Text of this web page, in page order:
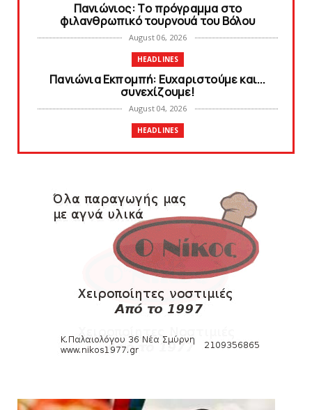
Πανιώνιoς: Tο πρόγραμμα στο
φιλανθρωπικό τουρνουά του Bόλου
August 06, 2026
HEADLINES
Πανιώνια Εκπομπή: Eυχαριστούμε και...
συνεχίζουμε!
August 04, 2026
HEADLINES
Θλίψη για τον χαμό του Γιώργου
SLIDE
Ξεκινά η ελεύθερη διάθεση των εισιτηρίων
διαρκείας του βόλεϊ...
August 04, 2026
HEADLINES
Kυανέρυθρη και επίσημα η Πάτερου
August 04, 2026
Πανιώνια Εκπομπή: Έπεσε η αυλαία της
ΕΠΙΚΑΙΡΟΤΗΤΑ